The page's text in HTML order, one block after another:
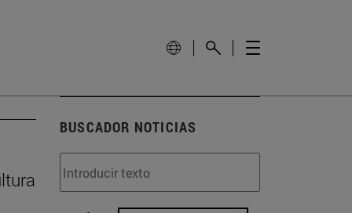
BUSCADOR NOTICIAS